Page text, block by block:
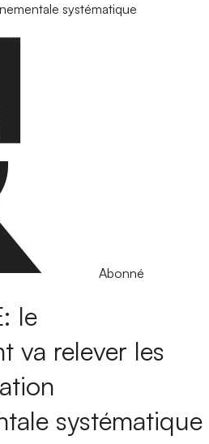
systématique
Abonné
le
va relever les
systématique